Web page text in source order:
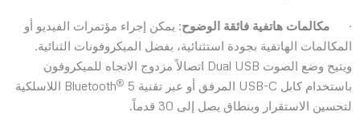
· مكالمات هاتفية فائقة الوضوح: يمكن إجراء مؤتمرات الفيديو أو
المكالمات الهاتفية بجودة استثنائية، بفضل الميكروفونات الثنائية.
ويتيح وضع الصوت Dual USB اتصالاً مزدوج الاتجاه للميكروفون
باستخدام كابل USB-C المرفق أو عبر تقنية Bluetooth
®
5 اللاسلكية
لتحسين الاستقرار وبنطاق يصل إلى 30 قدماً.